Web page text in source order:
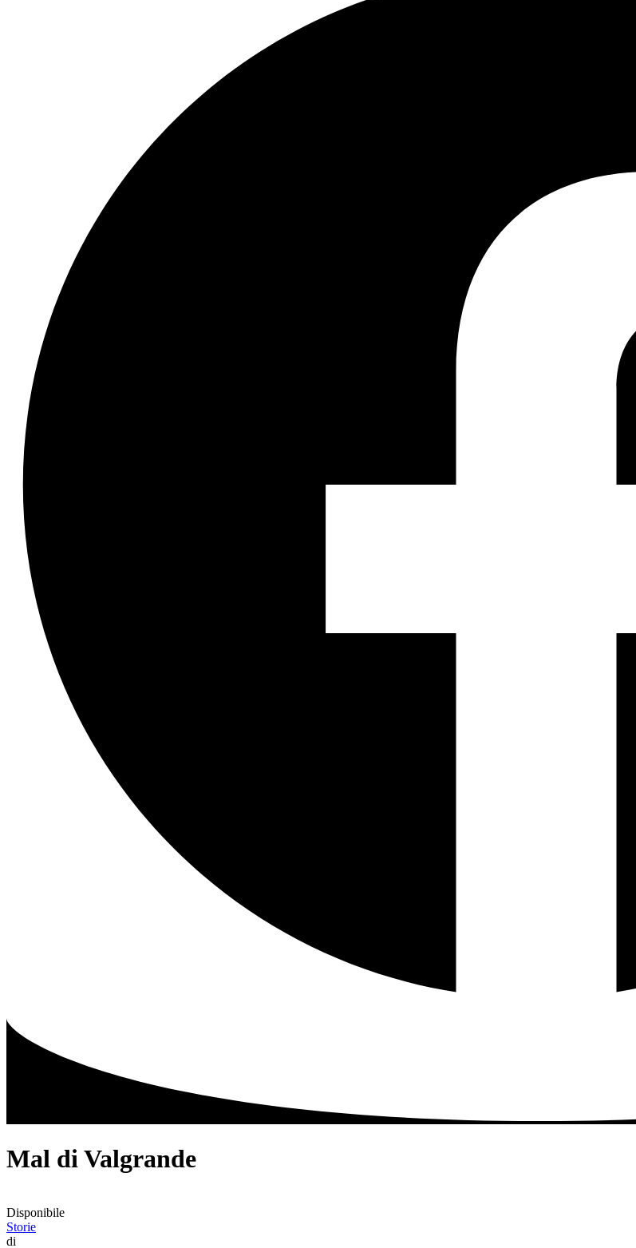
Mal di Valgrande
Disponibile
Storie
di